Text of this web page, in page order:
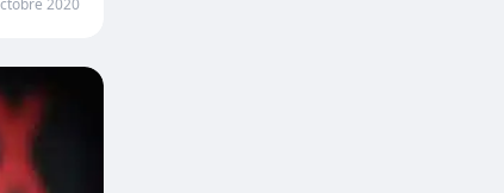
2020